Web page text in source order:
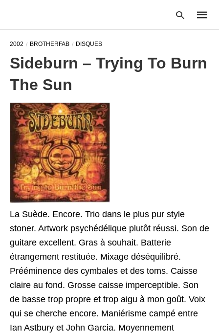
2002 BROTHERFAB DISQUES
Sideburn – Trying To Burn
The Sun
La Suède. Encore. Trio dans le plus pur style
stoner. Artwork psychédélique plutôt réussi. Son de
guitare excellent. Gras à souhait. Batterie
étrangement restituée. Mixage déséquilibré.
Prééminence des cymbales et des toms. Caisse
claire au fond. Grosse caisse imperceptible. Son
de basse trop propre et trop aigu à mon goût. Voix
qui se cherche encore. Maniérisme campé entre
Ian Astbury et John Garcia. Moyennement